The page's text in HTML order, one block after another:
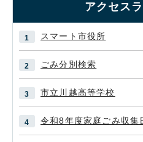
アクセス
スマート市役所
ごみ分別検索
市立川越高等学校
令和8年度家庭ごみ収集